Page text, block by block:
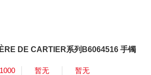
DE CARTIER系列B6064516 手镯
暂无 暂无